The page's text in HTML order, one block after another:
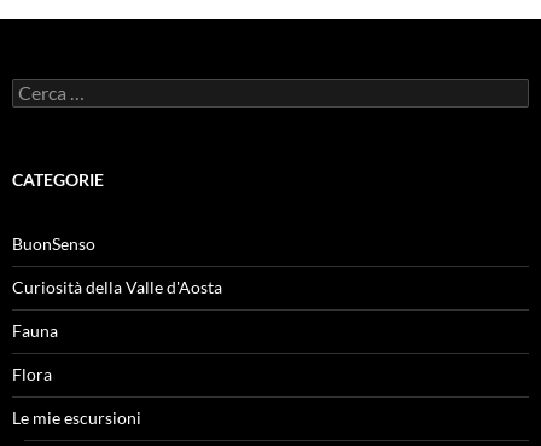
Ricerca
per:
CATEGORIE
BuonSenso
Curiosità della Valle d'Aosta
Fauna
Flora
Le mie escursioni